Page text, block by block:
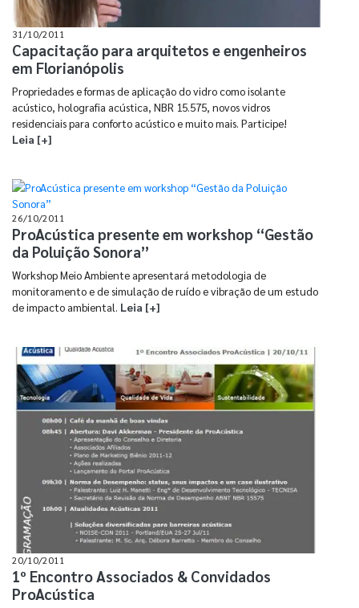
31/10/2011
Capacitação para arquitetos e engenheiros
em Florianópolis
Propriedades e formas de aplicação do vidro como isolante
acústico, holografia acústica, NBR 15.575, novos vidros
residenciais para conforto acústico e muito mais. Participe!
Leia [+]
26/10/2011
ProAcústica presente em workshop “Gestão
da Poluição Sonora”
Workshop Meio Ambiente apresentará metodologia de
monitoramento e de simulação de ruído e vibração de um estudo
de impacto ambiental. Leia [+]
20/10/2011
1º Encontro Associados & Convidados
ProAcústica